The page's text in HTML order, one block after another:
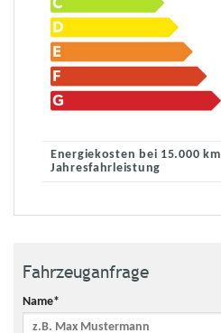
Energiekosten bei 15.000 km
Jahresfahrleistung
Kraftstoffpreis
Fahrzeuganfrage
Name*